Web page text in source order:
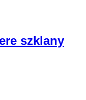
szklany